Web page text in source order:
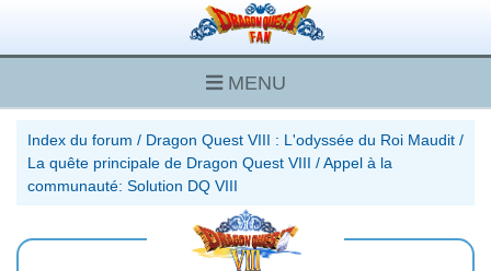
MENU
Index du forum / Dragon Quest VIII : L'odyssée du Roi Maudit /
La quête principale de Dragon Quest VIII /Appel à la
communauté: Solution DQ VIII